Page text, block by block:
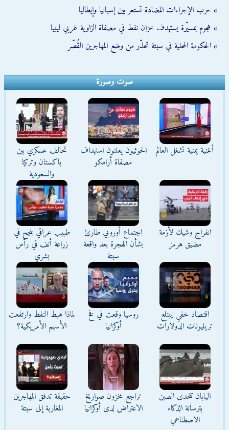
» حرب الإجراءات المضادة تستعر بين إسبانيا وإيطاليا
» هجوم بمسيّرة يستهدف خزان نفط في مصفاة الزاوية غربي ليبيا
» الحكومة المحلية في سبتة تحذّر من وضع المهاجرين القُصّر
صوت وصورة
أغنية يمنية تشغل العالم
الحوثيون يعلنون استهداف
مصفاة أرامكو
تحالف عسكري بين
باكستان وتركيا
والسعودية
انفراج وشيك لأزمة
مضيق هرمز
اجتماع أوروبي طارئ
بشأن الهجرة بعد واقعة
سبتة
طبيب عراقي ينجح في
زراعة أنف في رأس
بشري
اقتصاد خفي يبتلع
تريليونات الدولارات
روسيا وقعت في فخ
أوكرانيا
لماذا هبط النفط وارتفعت
الأسهم الأمريكية؟
اليابان تتحدى الصين
بترسانة الذكاء
الاصطناعي
تراجع مخزون صواريخ
الاعتراض لدى أوكرانيا
حقيقة تدفق المهاجرين
المغاربة إلى سبتة